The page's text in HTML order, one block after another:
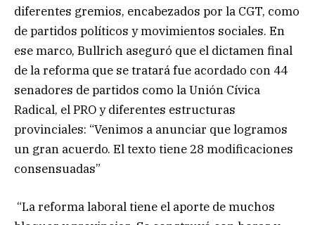
diferentes gremios, encabezados por la CGT, como
de partidos políticos y movimientos sociales. En
ese marco, Bullrich aseguró que el dictamen final
de la reforma que se tratará fue acordado con 44
senadores de partidos como la Unión Cívica
Radical, el PRO y diferentes estructuras
provinciales: “Venimos a anunciar que logramos
un gran acuerdo. El texto tiene 28 modificaciones
consensuadas”
“La reforma laboral tiene el aporte de muchos